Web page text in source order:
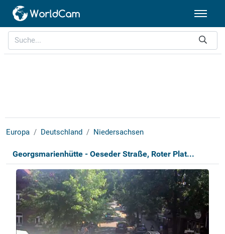
Europa Deutschland Niedersachsen
Georgsmarienhütte - Oeseder Straße, Roter Plat...